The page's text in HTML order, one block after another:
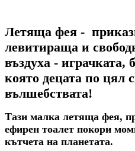
Летяща фея -
левитираща и
въздуха - играчката,
която децата по цял
вълшебствата!
Тази малка летяща фея,
ефирен тоалет покори
кътчета на планетата.